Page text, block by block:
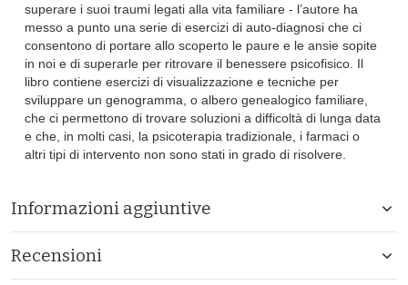
superare i suoi traumi legati alla vita familiare - l’autore ha
messo a punto una serie di esercizi di auto-diagnosi che ci
consentono di portare allo scoperto le paure e le ansie sopite
in noi e di superarle per ritrovare il benessere psicofisico. Il
libro contiene esercizi di visualizzazione e tecniche per
sviluppare un genogramma, o albero genealogico familiare,
che ci permettono di trovare soluzioni a difficoltà di lunga data
e che, in molti casi, la psicoterapia tradizionale, i farmaci o
altri tipi di intervento non sono stati in grado di risolvere.
Informazioni aggiuntive
Recensioni